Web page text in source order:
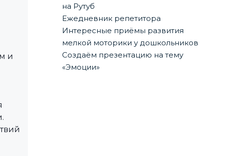
и
на Рутуб
Ежедневник репетитора
Интересные приёмы развития
мелкой моторики у дошкольников
Создаём презентацию на тему
«Эмоции»